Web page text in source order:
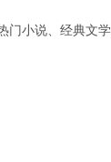
门小说、经典文